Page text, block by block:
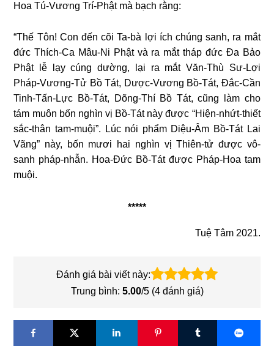
Hoa Tú-Vương Trí-Phật mà bạch rằng:
“Thế Tôn! Con đến cõi Ta-bà lợi ích chúng sanh, ra mắt
đức Thích-Ca Mâu-Ni Phật và ra mắt tháp đức Đa Bảo
Phật lễ lạy cúng dường, lại ra mắt Văn-Thù Sư-Lợi
Pháp-Vương-Tử Bồ Tát, Dược-Vương Bồ-Tát, Đắc-Cần
Tinh-Tấn-Lực Bồ-Tát, Dõng-Thí Bồ Tát, cũng làm cho
tám muôn bốn nghìn vị Bồ-Tát này được “Hiện-nhứt-thiết
sắc-thân tam-muội”. Lúc nói phẩm Diệu-Âm Bồ-Tát Lai
Vãng” này, bốn mươi hai nghìn vị Thiên-tử được vô-
sanh pháp-nhẫn. Hoa-Đức Bồ-Tát được Pháp-Hoa tam
muội.
*****
Tuệ Tâm 2021.
Đánh giá bài viết này:
Trung bình: 5.00/5 (4đánh giá)